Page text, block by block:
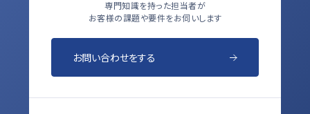
専門知識を持った担当者が
お客様の課題や要件をお伺いします
お問い合わせをする